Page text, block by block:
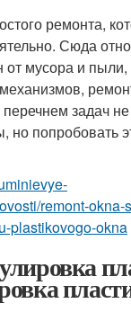
ремонта,
Сюда
от мусора и
задач
но попробовать
remont-okna-
plastikovogo-okna